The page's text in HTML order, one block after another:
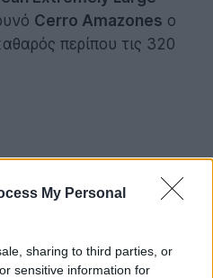
My Personal
sharing to third parties, or
sensitive information for
Cerro Amazones ο
περίπου τις 320